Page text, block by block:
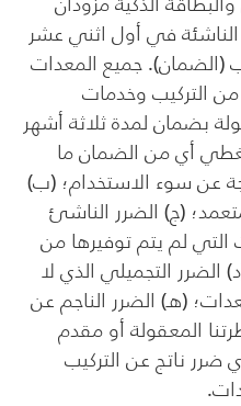
في أول اثني عشر
(الضمان). جميع المعدات
من التركيب وخدمات
بضمان لمدة ثلاثة أشهر
أي من الضمان ما
عن سوء الاستخدام؛ (ب)
(ج) الضرر الناشئ
لم يتم توفيرها من
الضرر التجميلي الذي لا
(هـ) الضرر الناجم عن
المعقولة أو مقدم
ضرر ناتج عن التركيب